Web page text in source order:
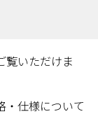
覧いただけま
・仕様について